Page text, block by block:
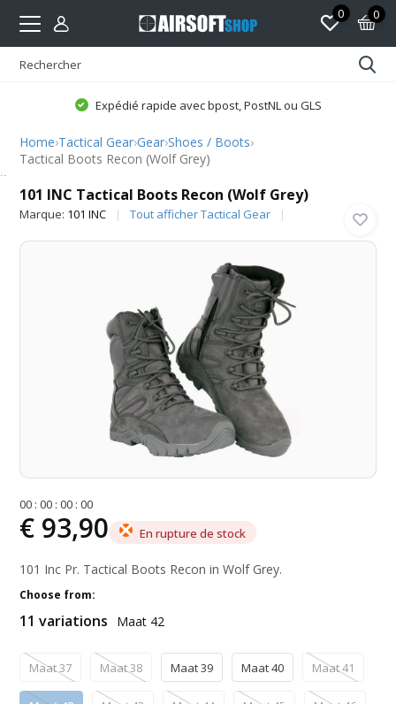
0 0
Expédié rapide avec bpost, PostNL ou GLS
Home›Tactical Gear›Gear›Shoes / Boots›
Tactical Boots Recon (Wolf Grey)
101 INC Tactical Boots Recon (Wolf Grey)
Marque: 101 INC Tout afficher Tactical Gear
00 :00 :00 :00
€ 93,90 En rupture de stock
101 Inc Pr. Tactical Boots Recon in Wolf Grey.
Choose from:
11 variations Maat 42
Maat 37 Maat 38 Maat 39 Maat 40 Maat 41